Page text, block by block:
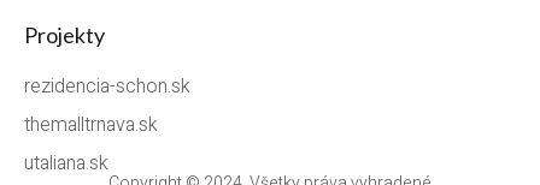
Projekty
rezidencia-schon.sk
themalltrnava.sk
utaliana.sk